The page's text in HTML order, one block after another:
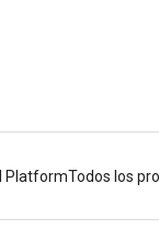
PlatformTodos los